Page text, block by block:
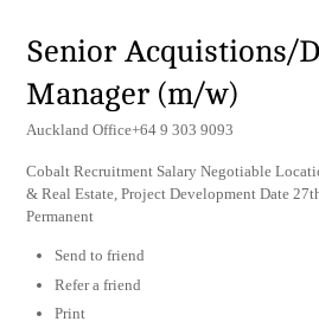
Senior Acquistions/
Manager (m/w)
Auckland Office+64 9 303 9093
Cobalt Recruitment Salary Negotiable
& Real Estate, Project Development Date
Permanent
Send to friend
Refer a friend
Print